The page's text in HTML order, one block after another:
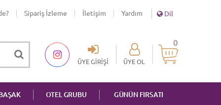
Sipariş İzleme İletişim Yardım Dil
0
ÜYE GIRIŞI ÜYE OL
OTEL GRUBU GÜNÜN FIRSATI